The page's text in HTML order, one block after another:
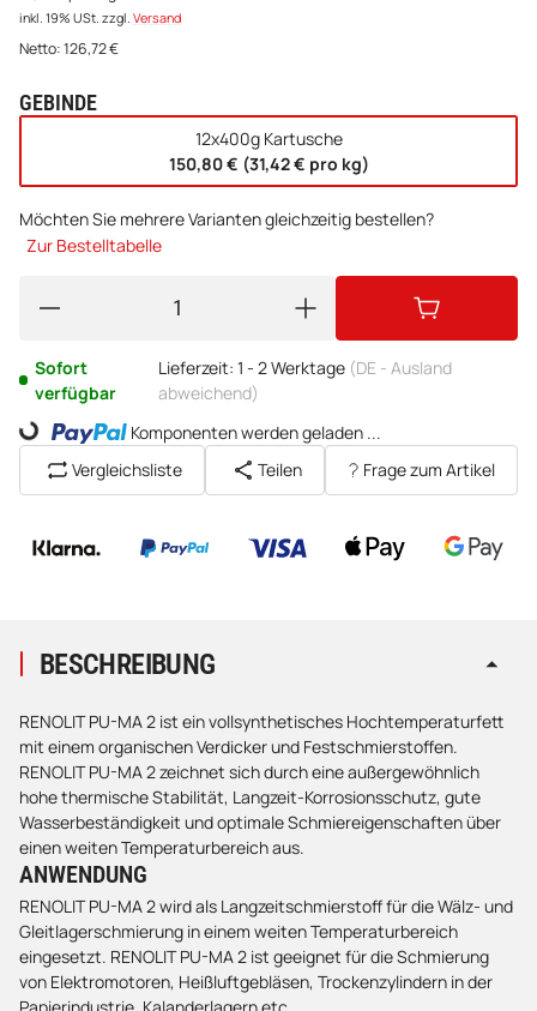
inkl. 19% USt. zzgl. Versand
Netto:126,72€
GEBINDE
wählen
12x400g Kartusche
150,80 € (31,42 € pro kg)
Möchten Sie mehrere Varianten gleichzeitig bestellen?
Zur Bestelltabelle
Sofort
verfügbar
Lieferzeit: 1 - 2 Werktage (DE - Ausland
abweichend)
Loading...
Komponenten werden geladen ...
Vergleichsliste
Teilen Frage zum Artikel
BESCHREIBUNG
RENOLIT PU-MA 2 ist ein vollsynthetisches Hochtemperaturfett
mit einem organischen Verdicker und Festschmierstoffen.
RENOLIT PU-MA 2 zeichnet sich durch eine außergewöhnlich
hohe thermische Stabilität, Langzeit-Korrosionsschutz, gute
Wasserbeständigkeit und optimale Schmiereigenschaften über
einen weiten Temperaturbereich aus.
ANWENDUNG
RENOLIT PU-MA 2 wird als Langzeitschmierstoff für die Wälz- und
Gleitlagerschmierung in einem weiten Temperaturbereich
eingesetzt. RENOLIT PU-MA 2 ist geeignet für die Schmierung
von Elektromotoren, Heißluftgebläsen, Trockenzylindern in der